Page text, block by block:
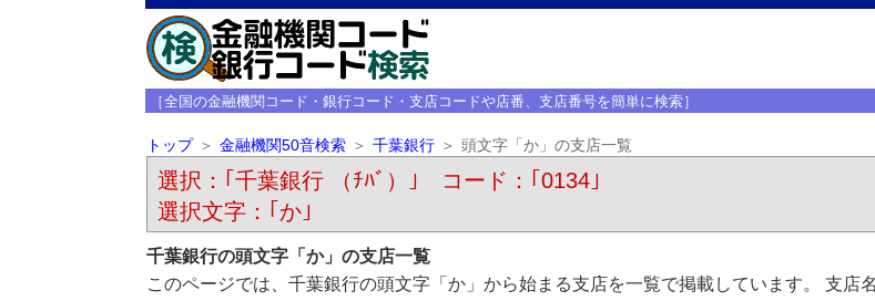
［全国の金融機関コード・銀行コード・支店コードや店番、支店番号を簡単に検索］
トップ 金融機関50音検索 千葉銀行 頭文字「か」の支店一覧
選択：｢千葉銀行 （ﾁﾊﾞ）｣ コード：｢0134｣
選択文字：｢か｣
千葉銀行の頭文字「か」の支店一覧
このページでは、千葉銀行の頭文字「か」から始まる支店を一覧で掲載しています。 支店